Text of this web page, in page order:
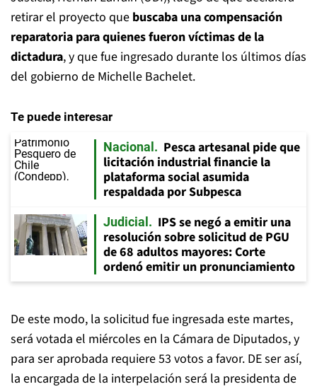
retirar el proyecto que buscaba una compensación
reparatoria para quienes fueron víctimas de la
dictadura, y que fue ingresado durante los últimos días
del gobierno de Michelle Bachelet.
Te puede interesar
Nacional
Pesca artesanal pide que
licitación industrial financie la
plataforma social asumida
respaldada por Subpesca
Judicial
IPS se negó a emitir una
resolución sobre solicitud de PGU
de 68 adultos mayores: Corte
ordenó emitir un pronunciamiento
De este modo, la solicitud fue ingresada este martes,
será votada el miércoles en la Cámara de Diputados, y
para ser aprobada requiere 53 votos a favor. DE ser así,
la encargada de la interpelación será la presidenta de